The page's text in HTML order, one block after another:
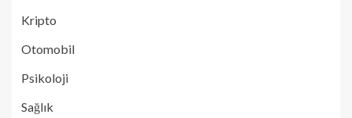
Kripto
Otomobil
Psikoloji
Sağlık